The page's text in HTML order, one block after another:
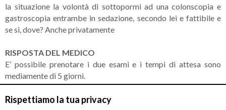
Rispettiamo la tua privacy
la situazione la volontà di sottopormi ad una colonscopia e
gastroscopia entrambe in sedazione, secondo lei e fattibile e
se si, dove? Anche privatamente
RISPOSTA DEL MEDICO
E’ possibile prenotare i due esami e i tempi di attesa sono
mediamente di 5 giorni.